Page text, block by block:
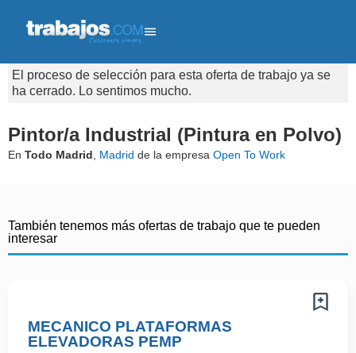
El proceso de selección para esta oferta de trabajo ya se
ha cerrado. Lo sentimos mucho.
Pintor/a Industrial (Pintura en Polvo)
En Todo Madrid Madrid de la empresa Open To Work
También tenemos más ofertas de trabajo que te pueden
interesar
MECANICO PLATAFORMAS
ELEVADORAS PEMP